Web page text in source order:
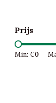
Prijs
Min: €0